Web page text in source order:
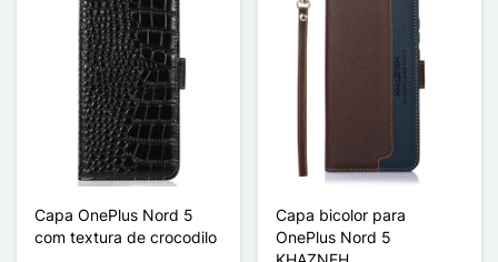
Capa OnePlus Nord 5
com textura de crocodilo
Capa bicolor para
OnePlus Nord 5